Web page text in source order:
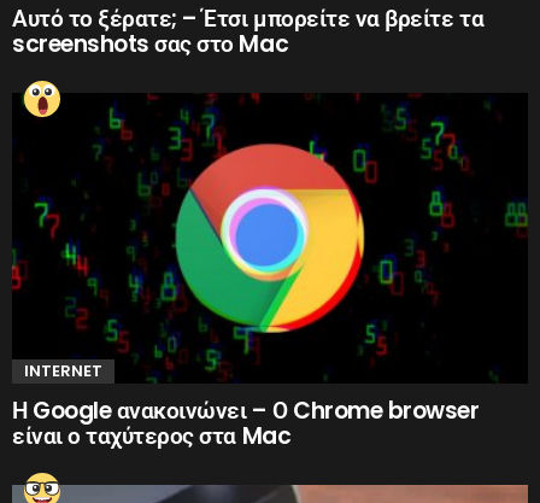
Αυτό το ξέρατε; – Έτσι μπορείτε να βρείτε τα
screenshots σας στο Mac
INTERNET
Η Google ανακοινώνει – Ο Chrome browser
είναι ο ταχύτερος στα Mac